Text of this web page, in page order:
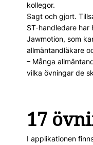
kollegor.
Sagt och gjort.
ST-handledare
Jawmotion, som
allmäntandläkare
– Många
vilka övningar de
17
I applikationen